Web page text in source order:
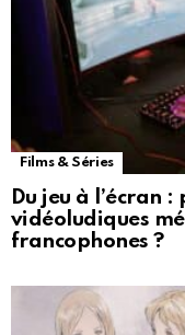
Films & Séries
Du jeu à l’écran
vidéoludiques
francophones ?